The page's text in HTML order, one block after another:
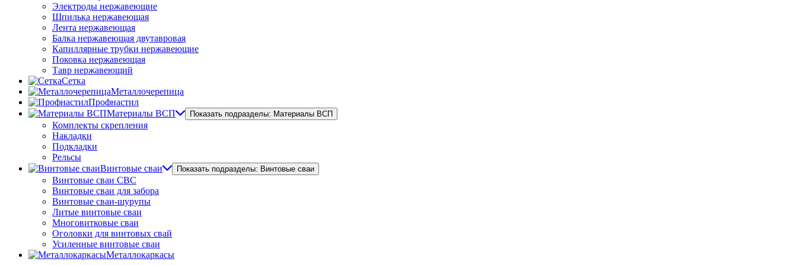
Электроды нержавеющие
Шпилька нержавеющая
Лента нержавеющая
Балка нержавеющая двутавровая
Капиллярные трубки нержавеющие
Поковка нержавеющая
Тавр нержавеющий
Сетка
Металлочерепица
Профнастил
Материалы ВСП
Показать подразделы: Материалы ВСП
Комплекты скрепления
Накладки
Подкладки
Рельсы
Винтовые сваи
Показать подразделы: Винтовые сваи
Винтовые сваи СВС
Винтовые сваи для забора
Винтовые сваи-шурупы
Литые винтовые сваи
Многовитковые сваи
Оголовки для винтовых свай
Усиленные винтовые сваи
Металлокаркасы